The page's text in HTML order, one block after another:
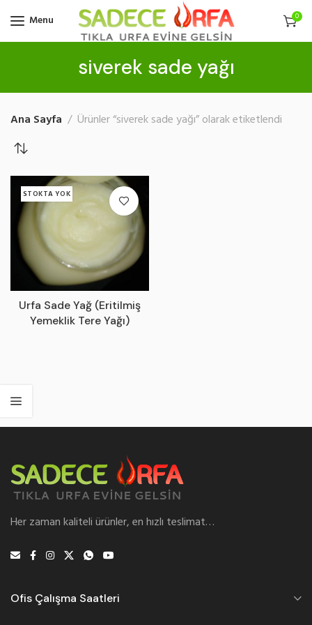
Menu 0
siverek sade yağı
Ana Sayfa Ürünler “siverek sade yağı” olarak etiketlendi
STOKTA YOK
Urfa Sade Yağ (Eritilmiş
Yemeklik Tere Yağı)
Her zaman kaliteli ürünler, en hızlı teslimat…
Ofis Çalışma Saatleri